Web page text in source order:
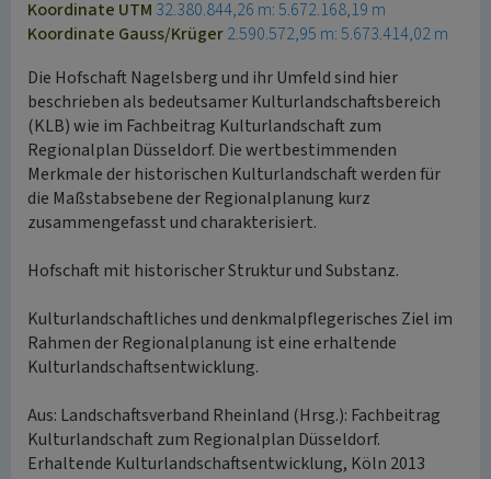
Koordinate UTM 32.380.844,26 m: 5.672.168,19 m
Koordinate Gauss/Krüger2.590.572,95 m: 5.673.414,02 m
Die Hofschaft Nagelsberg und ihr Umfeld sind hier
beschrieben als bedeutsamer Kulturlandschaftsbereich
(KLB) wie im Fachbeitrag Kulturlandschaft zum
Regionalplan Düsseldorf. Die wertbestimmenden
Merkmale der historischen Kulturlandschaft werden für
die Maßstabsebene der Regionalplanung kurz
zusammengefasst und charakterisiert.
Hofschaft mit historischer Struktur und Substanz.
Kulturlandschaftliches und denkmalpflegerisches Ziel im
Rahmen der Regionalplanung ist eine erhaltende
Kulturlandschaftsentwicklung.
Aus: Landschaftsverband Rheinland (Hrsg.): Fachbeitrag
Kulturlandschaft zum Regionalplan Düsseldorf.
Erhaltende Kulturlandschaftsentwicklung, Köln 2013